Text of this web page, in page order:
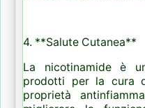
4. **Salute Cutanea**
La nicotinamide è
prodotti per la cura
proprietà